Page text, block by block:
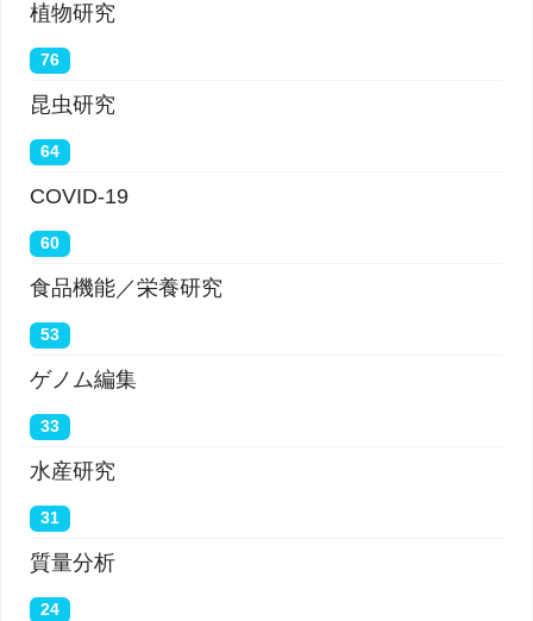
植物研究
76
昆虫研究
64
COVID-19
60
食品機能／栄養研究
53
ゲノム編集
33
水産研究
31
質量分析
24